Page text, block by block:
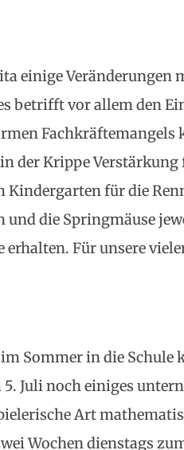
einige Veränderungen
betrifft vor allem den
Fachkräftemangels
der Krippe Verstärkung
Kindergarten für die
die Springmäuse
Für unsere
Sommer in die Schule
Juli noch einiges
Art
Wochen dienstags